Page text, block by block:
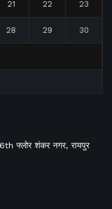
21 22 23
28 29 30
फ्लोर शंकर नगर, रायपुर